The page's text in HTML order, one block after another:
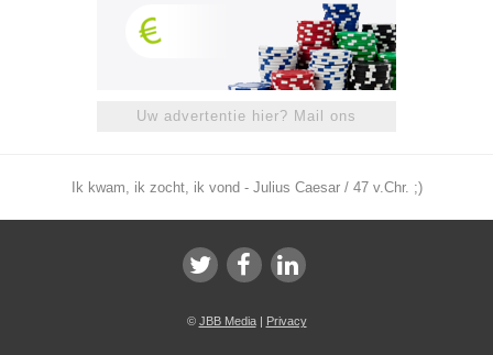
Uw advertentie hier? Mail ons
Ik kwam, ik zocht, ik vond - Julius Caesar / 47 v.Chr. ;)
© JBB Media| Privacy